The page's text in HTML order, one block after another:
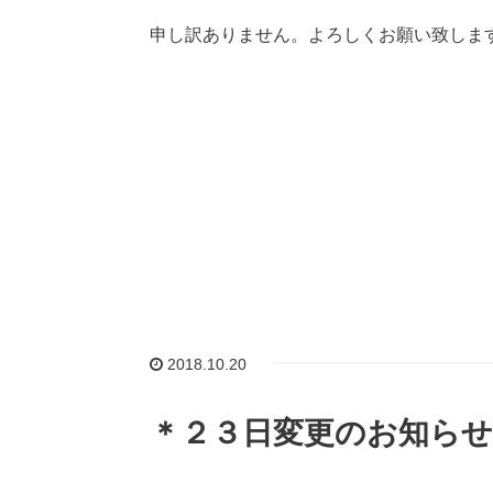
申し訳ありません。よろしくお願い致しま
2018.10.20
＊２３日変更のお知ら